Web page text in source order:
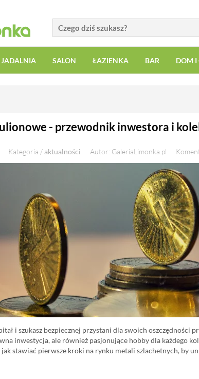
JADALNIA SALON ŁAZIENKA BAR DOM I
- przewodnik inwestora i
Kategoria /aktualności Autor: GaleriaLimonka.pl
i szukasz bezpiecznej przystani dla swoich oszczędności
inwestycja, ale również pasjonujące hobby dla każdego
stawiać pierwsze kroki na rynku metali szlachetnych, by